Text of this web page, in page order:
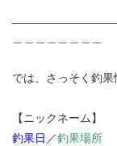
では、さっそく釣
【ニックネーム】
釣果日 ／釣果場所